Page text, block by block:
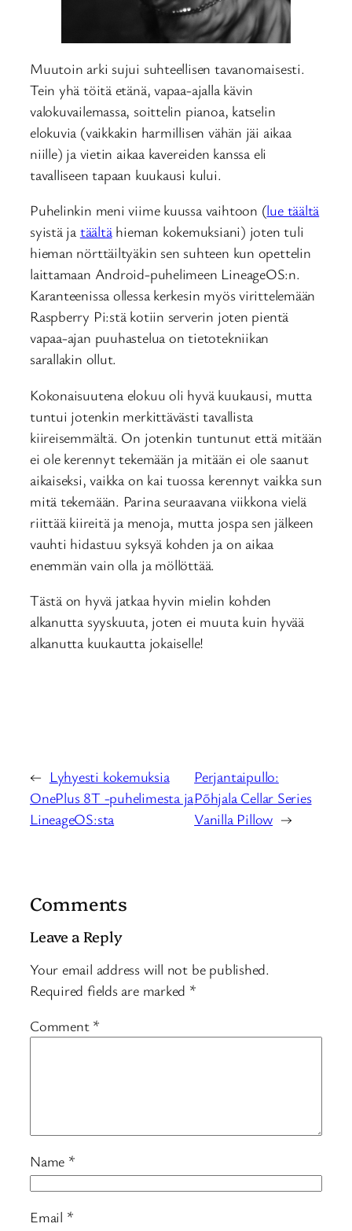
Muutoin arki sujui suhteellisen tavanomaisesti.
Tein yhä töitä etänä, vapaa-ajalla kävin
valokuvailemassa, soittelin pianoa, katselin
elokuvia (vaikkakin harmillisen vähän jäi aikaa
niille) ja vietin aikaa kavereiden kanssa eli
tavalliseen tapaan kuukausi kului.
Puhelinkin meni viime kuussa vaihtoon (lue täältä
syistä ja täältähieman kokemuksiani) joten tuli
hieman nörttäiltyäkin sen suhteen kun opettelin
laittamaan Android-puhelimeen LineageOS:n.
Karanteenissa ollessa kerkesin myös virittelemään
Raspberry Pi:stä kotiin serverin joten pientä
vapaa-ajan puuhastelua on tietotekniikan
sarallakin ollut.
Kokonaisuutena elokuu oli hyvä kuukausi, mutta
tuntui jotenkin merkittävästi tavallista
kiireisemmältä. On jotenkin tuntunut että mitään
ei ole kerennyt tekemään ja mitään ei ole saanut
aikaiseksi, vaikka on kai tuossa kerennyt vaikka sun
mitä tekemään. Parina seuraavana viikkona vielä
riittää kiireitä ja menoja, mutta jospa sen jälkeen
vauhti hidastuu syksyä kohden ja on aikaa
enemmän vain olla ja möllöttää.
Tästä on hyvä jatkaa hyvin mielin kohden
alkanutta syyskuuta, joten ei muuta kuin hyvää
alkanutta kuukautta jokaiselle!
← Lyhyesti kokemuksia
OnePlus 8T -puhelimesta ja
LineageOS:sta
Perjantaipullo:
Põhjala Cellar Series
Vanilla Pillow →
Comments
Leave a Reply
Your email address will not be published.
Required fields are marked *
Comment *
Name *
Email *